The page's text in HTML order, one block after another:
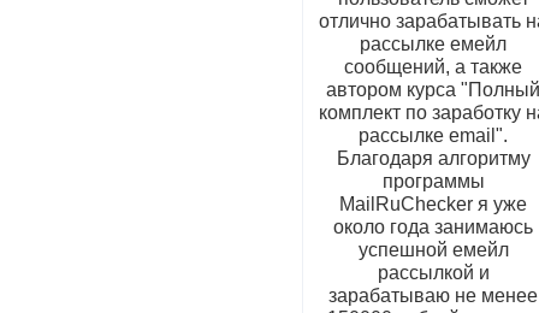
отлично зарабатывать
рассылке емейл
сообщений, а также
автором курса
комплект по заработку
рассылке email".
Благодаря алгоритму
программы
MailRuChecker я уже
около года занимаюсь
успешной емейл
рассылкой и
зарабатываю не менее